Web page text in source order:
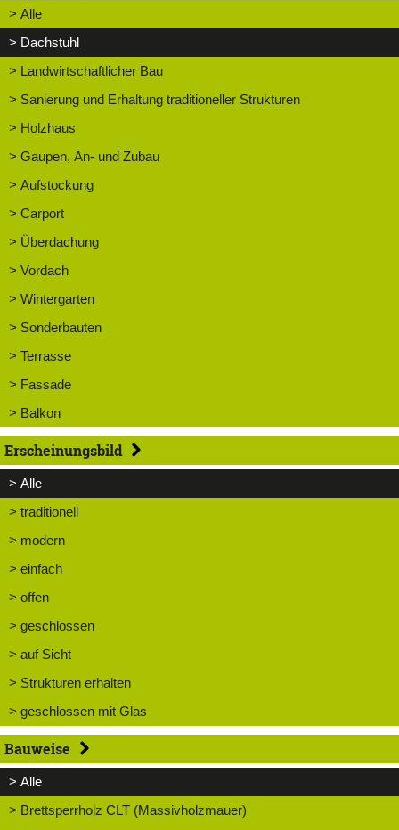
> Alle
> Dachstuhl
> Landwirtschaftlicher Bau
> Sanierung und Erhaltung traditioneller Strukturen
> Holzhaus
> Gaupen, An- und Zubau
> Aufstockung
> Carport
> Überdachung
> Vordach
> Wintergarten
> Sonderbauten
> Terrasse
> Fassade
> Balkon
Erscheinungsbild
> Alle
> traditionell
> modern
> einfach
> offen
> geschlossen
> auf Sicht
> Strukturen erhalten
> geschlossen mit Glas
Bauweise
> Alle
> Brettsperrholz CLT (Massivholzmauer)